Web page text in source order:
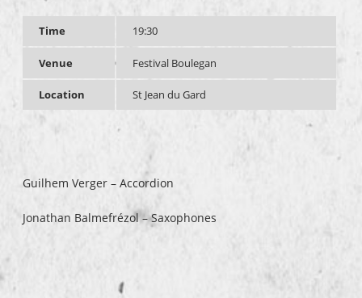
Time 19:30
Venue Festival Boulegan
Location St Jean du Gard
Guilhem Verger – Accordion
Jonathan Balmefrézol – Saxophones